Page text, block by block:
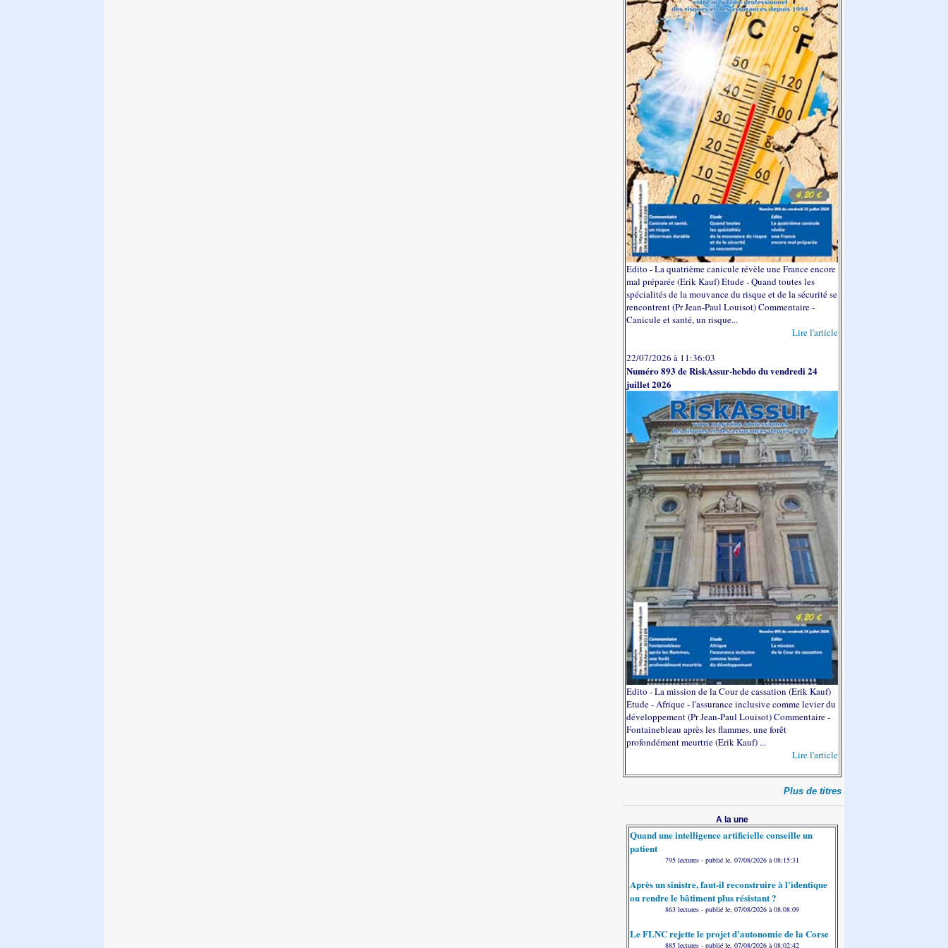
Edito - La quatrième canicule révèle une France encore
mal préparée (Erik Kauf) Etude - Quand toutes les
spécialités de la mouvance du risque et de la sécurité se
rencontrent (Pr Jean-Paul Louisot) Commentaire -
Canicule et santé, un risque...
Lire l'article
22/07/2026 à 11:36:03
Numéro 893 de RiskAssur-hebdo du vendredi 24
juillet 2026
Edito - La mission de la Cour de cassation (Erik Kauf)
Etude - Afrique - l'assurance inclusive comme levier du
développement (Pr Jean-Paul Louisot) Commentaire -
Fontainebleau après les flammes, une forêt
profondément meurtrie (Erik Kauf) ...
Lire l'article
Plus de titres
A la une
Quand une intelligence artificielle conseille un
patient
795 lectures - publié le, 07/08/2026 à 08:15:31
Après un sinistre, faut-il reconstruire à l'identique
ou rendre le bâtiment plus résistant ?
863 lectures - publié le, 07/08/2026 à 08:08:09
Le FLNC rejette le projet d'autonomie de la Corse
885 lectures - publié le, 07/08/2026 à 08:02:42